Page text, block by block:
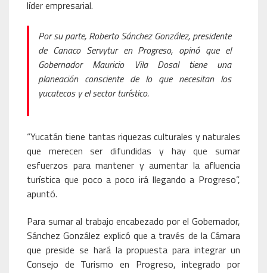
líder empresarial.
Por su parte, Roberto Sánchez González, presidente
de Canaco Servytur en Progreso, opinó que el
Gobernador Mauricio Vila Dosal tiene una
planeación consciente de lo que necesitan los
yucatecos y el sector turístico.
“Yucatán tiene tantas riquezas culturales y naturales
que merecen ser difundidas y hay que sumar
esfuerzos para mantener y aumentar la afluencia
turística que poco a poco irá llegando a Progreso”,
apuntó.
Para sumar al trabajo encabezado por el Gobernador,
Sánchez González explicó que a través de la Cámara
que preside se hará la propuesta para integrar un
Consejo de Turismo en Progreso, integrado por